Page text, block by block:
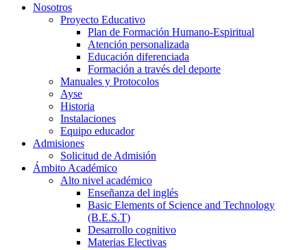
Nosotros
Proyecto Educativo
Plan de Formación Humano-Espiritual
Atención personalizada
Educación diferenciada
Formación a través del deporte
Manuales y Protocolos
Ayse
Historia
Instalaciones
Equipo educador
Admisiones
Solicitud de Admisión
Ámbito Académico
Alto nivel académico
Enseñanza del inglés
Basic Elements of Science and Technology
(B.E.S.T)
Desarrollo cognitivo
Materias Electivas